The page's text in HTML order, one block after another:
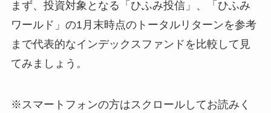
まず、投資対象となる「ひふみ投信」、「ひふみ
ワールド」の1月末時点のトータルリターンを参考
まで代表的なインデックスファンドを比較して見
てみましょう。
※スマートフォンの方はスクロールしてお読みく